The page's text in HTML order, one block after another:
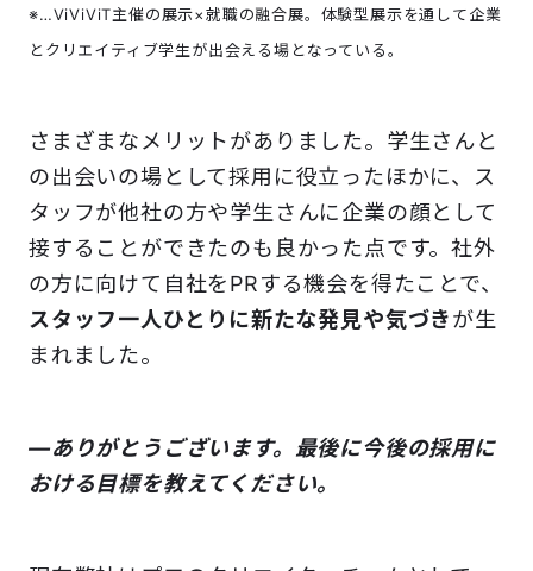
※…ViViViT主催の展示×就職の融合展。体験型展示を通して企業
とクリエイティブ学生が出会える場となっている。
さまざまなメリットがありました。学生さんと
の出会いの場として採用に役立ったほかに、ス
タッフが他社の方や学生さんに企業の顔として
接することができたのも良かった点です。社外
の方に向けて自社をPRする機会を得たことで、
スタッフ一人ひとりに新たな発見や気づきが生
まれました。
―ありがとうございます。最後に今後の採用に
おける目標を教えてください。